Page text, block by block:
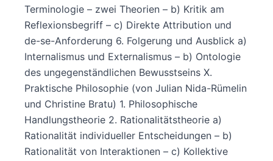
Terminologie – zwei Theorien – b) Kritik am
Reflexionsbegriff – c) Direkte Attribution und
de-se-Anforderung 6. Folgerung und Ausblick a)
Internalismus und Externalismus – b) Ontologie
des ungegenständlichen Bewusstseins X.
Praktische Philosophie (von Julian Nida-Rümelin
und Christine Bratu) 1. Philosophische
Handlungstheorie 2. Rationalitätstheorie a)
Rationalität individueller Entscheidungen – b)
Rationalität von Interaktionen – c) Kollektive